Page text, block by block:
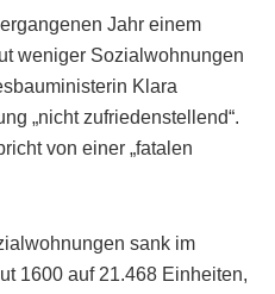
Jahr einem
weniger Sozialwohnungen
Klara
„nicht zufriedenstellend“.
von einer „fatalen
sank im
1600 auf 21.468 Einheiten,